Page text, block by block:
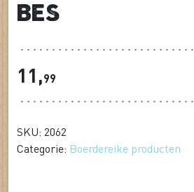
Bes
11,99
SKU: 2062
Categorie: Boerdereike producten